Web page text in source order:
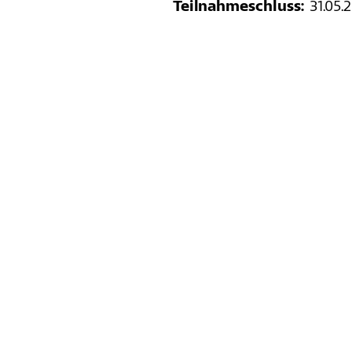
Teilnahmeschluss: